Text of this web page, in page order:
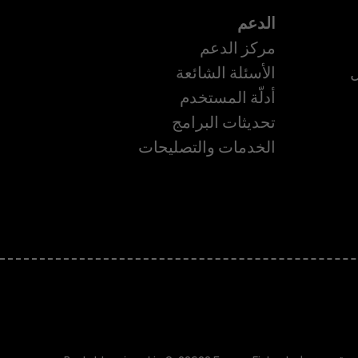
الدعم
مركز الدعم
الأسئلة الشائعة
أدلّة المستخدم
تحديثات البرامج
الخدمات والتصليحات